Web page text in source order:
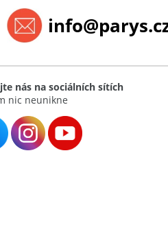
nás na sociálních sítích
nic neunikne